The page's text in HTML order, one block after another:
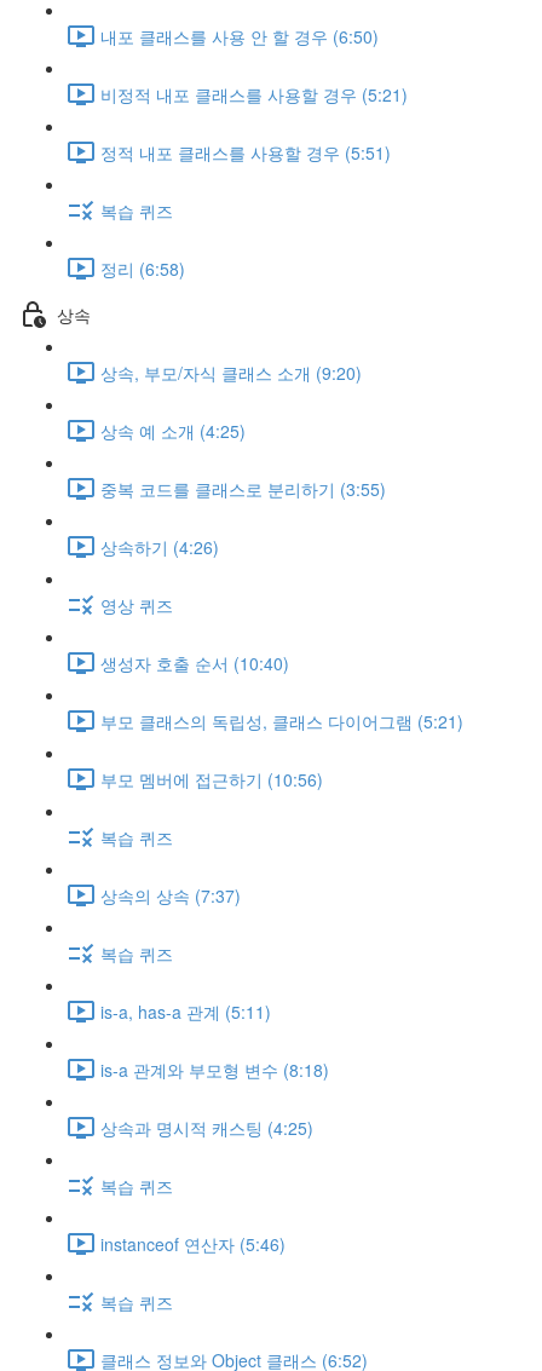
내포 클래스를 사용 안 할 경우 (6:50)
비정적 내포 클래스를 사용할 경우 (5:21)
정적 내포 클래스를 사용할 경우 (5:51)
복습 퀴즈
정리 (6:58)
상속
상속, 부모/자식 클래스 소개 (9:20)
상속 예 소개 (4:25)
중복 코드를 클래스로 분리하기 (3:55)
상속하기 (4:26)
영상 퀴즈
생성자 호출 순서 (10:40)
부모 클래스의 독립성, 클래스 다이어그램 (5:21)
부모 멤버에 접근하기 (10:56)
복습 퀴즈
상속의 상속 (7:37)
복습 퀴즈
is-a, has-a 관계 (5:11)
is-a 관계와 부모형 변수 (8:18)
상속과 명시적 캐스팅 (4:25)
복습 퀴즈
instanceof 연산자 (5:46)
복습 퀴즈
클래스 정보와 Object 클래스 (6:52)